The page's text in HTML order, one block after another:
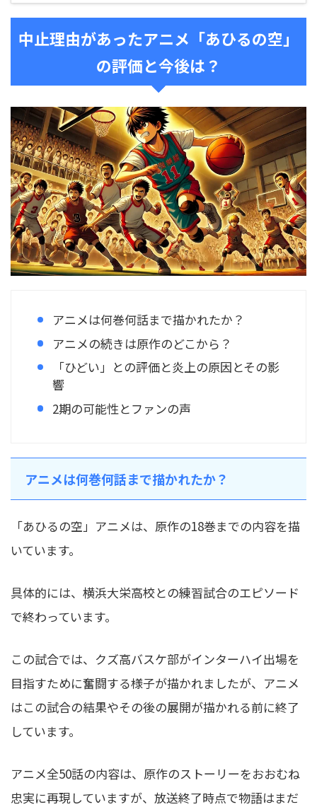
中止理由があったアニメ「あひるの空」
の評価と今後は？
アニメは何巻何話まで描かれたか？
アニメの続きは原作のどこから？
「ひどい」との評価と炎上の原因とその影
響
2期の可能性とファンの声
アニメは何巻何話まで描かれたか？
「あひるの空」アニメは、原作の18巻までの内容を描
いています。
具体的には、横浜大栄高校との練習試合のエピソード
で終わっています。
この試合では、クズ高バスケ部がインターハイ出場を
目指すために奮闘する様子が描かれましたが、アニメ
はこの試合の結果やその後の展開が描かれる前に終了
しています。
アニメ全50話の内容は、原作のストーリーをおおむね
忠実に再現していますが、放送終了時点で物語はまだ